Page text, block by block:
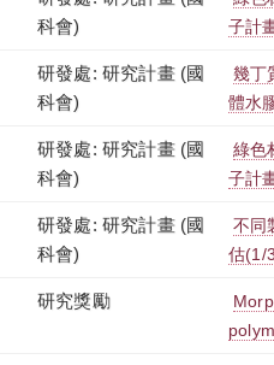
科會)
子計
研發處: 研究計畫 (國
科會)
幾丁
體水
研發處: 研究計畫 (國
科會)
綠色
子計
研發處: 研究計畫 (國
科會)
不同
估(1/
研究獎勵